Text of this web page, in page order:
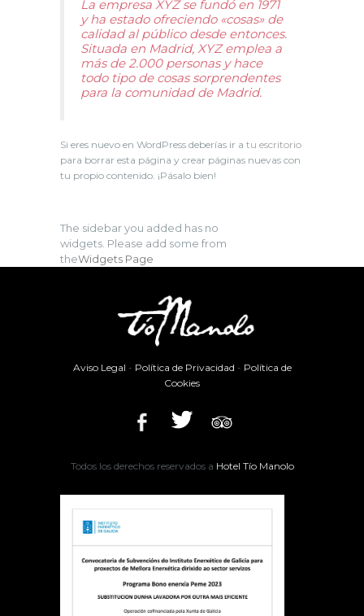
La empresa XYZ se fundó en 1971
y ha estado ofreciendo «cosas» de
calidad al público desde entonces.
Situada en Madrid, XYZ emplea a
más de 2.000 personas y hace
todo tipo de cosas sorprendentes
para la comunidad de Madrid.
Si eres nuevo en WordPress deberías ir a tu escritorio
para borrar esta página y crear páginas nuevas con
tu propio contenido. ¡Pásalo bien!
The sidebar you added has no
widgets. Please add some from
theWidgets Page
Aviso Legal - Política de Privacidad - Política de
Cookies
Todos los derechos reservados a Hotel Tío Manolo